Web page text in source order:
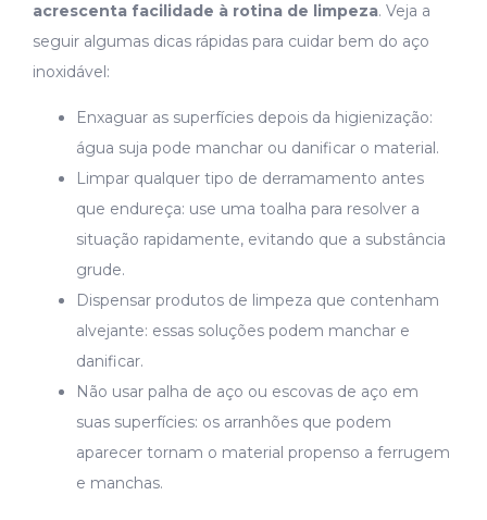
acrescenta facilidade à rotina de limpeza. Veja a
seguir algumas dicas rápidas para cuidar bem do aço
inoxidável:
Enxaguar as superfícies depois da higienização:
água suja pode manchar ou danificar o material.
Limpar qualquer tipo de derramamento antes
que endureça: use uma toalha para resolver a
situação rapidamente, evitando que a substância
grude.
Dispensar produtos de limpeza que contenham
alvejante: essas soluções podem manchar e
danificar.
Não usar palha de aço ou escovas de aço em
suas superfícies: os arranhões que podem
aparecer tornam o material propenso a ferrugem
e manchas.